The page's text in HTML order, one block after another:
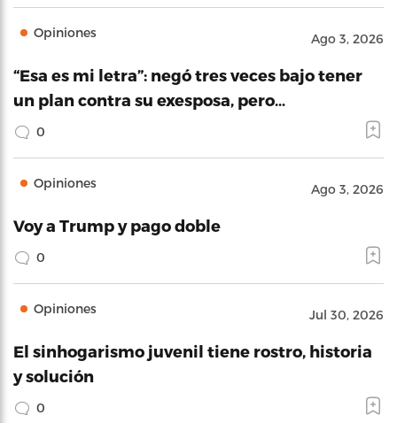
Opiniones Ago 3, 2026
“Esa es mi letra”: negó tres veces bajo tener
un plan contra su exesposa, pero…
0
Opiniones Ago 3, 2026
Voy a Trump y pago doble
0
Opiniones Jul 30, 2026
El sinhogarismo juvenil tiene rostro, historia
y solución
0